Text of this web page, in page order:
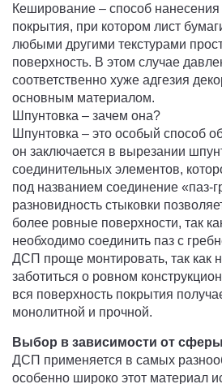
Кеширование – способ нанесения
покрытия, при котором лист
любыми другими текстурами
поверхность. В этом случае
соответственно хуже адгезия
основным материалом.
Шпунтовка – зачем она?
Шпунтовка – это особый способ
он заключается в вырезании
соединительных элементов,
под названием соединение «паз-
разновидность стыковки
более ровные поверхности, так
необходимо соединить паз с
ДСП проще монтировать, так как
заботиться о ровном
вся поверхность покрытия
монолитной и прочной.
Выбор в зависимости от
ДСП применяется в самых
особенно широко этот материал